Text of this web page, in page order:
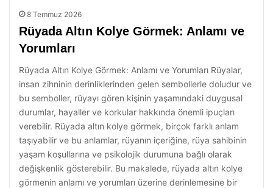
8 Temmuz 2026
Rüyada Altın Kolye Görmek: Anlamı ve
Yorumları
Rüyada Altın Kolye Görmek: Anlamı ve Yorumları Rüyalar,
insan zihninin derinliklerinden gelen sembollerle doludur ve
bu semboller, rüyayı gören kişinin yaşamındaki duygusal
durumlar, hayaller ve korkular hakkında önemli ipuçları
verebilir. Rüyada altın kolye görmek, birçok farklı anlam
taşıyabilir ve bu anlamlar, rüyanın içeriğine, rüya sahibinin
yaşam koşullarına ve psikolojik durumuna bağlı olarak
değişkenlik gösterebilir. Bu makalede, rüyada altın kolye
görmenin anlamı ve yorumları üzerine derinlemesine bir